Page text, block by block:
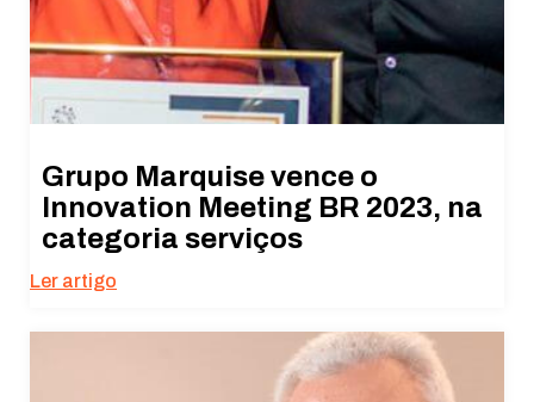
Grupo Marquise vence o
Innovation Meeting BR 2023, na
categoria serviços
Ler artigo